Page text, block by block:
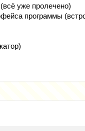
уже пролечено)
программы